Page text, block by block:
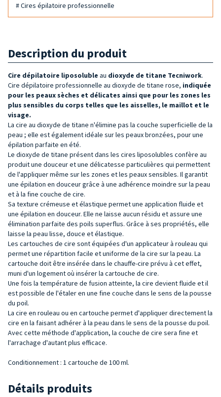
# Cires épilatoire professionnelle
Description du produit
Cire dépilatoire liposoluble au dioxyde de titane Tecniwork.
Cire dépilatoire professionnelle au dioxyde de titane rose, indiquée
pour les peaux sèches et délicates ainsi que pour les zones les
plus sensibles du corps telles que les aisselles, le maillot et le
visage.
La cire au dioxyde de titane n'élimine pas la couche superficielle de la
peau ; elle est également idéale sur les peaux bronzées, pour une
épilation parfaite en été.
Le dioxyde de titane présent dans les cires liposolubles confère au
produit une douceur et une délicatesse particulières qui permettent
de l'appliquer même sur les zones et les peaux sensibles. Il garantit
une épilation en douceur grâce à une adhérence moindre sur la peau
et à la fine couche de cire.
Sa texture crémeuse et élastique permet une application fluide et
une épilation en douceur. Elle ne laisse aucun résidu et assure une
élimination parfaite des poils superflus. Grâce à ses propriétés, elle
laisse la peau lisse, douce et élastique.
Les cartouches de cire sont équipées d'un applicateur à rouleau qui
permet une répartition facile et uniforme de la cire sur la peau. La
cartouche doit être insérée dans le chauffe-cire prévu à cet effet,
muni d'un logement où insérer la cartouche de cire.
Une fois la température de fusion atteinte, la cire devient fluide et il
est possible de l'étaler en une fine couche dans le sens de la pousse
du poil.
La cire en rouleau ou en cartouche permet d'appliquer directement la
cire en la faisant adhérer à la peau dans le sens de la pousse du poil.
Avec cette méthode d'application, la couche de cire sera fine et
l'arrachage d'autant plus efficace.
Conditionnement : 1 cartouche de 100 ml.
Détails produits